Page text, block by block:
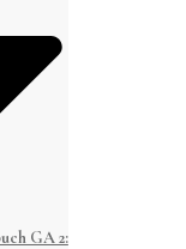
GA 2: